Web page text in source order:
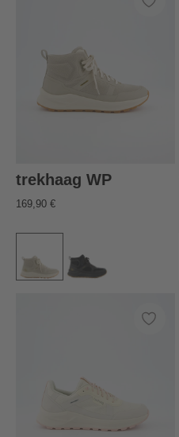
trekhaag WP
169,90 €